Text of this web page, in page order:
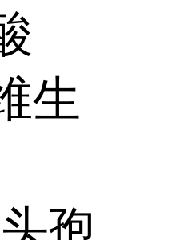
生
孢